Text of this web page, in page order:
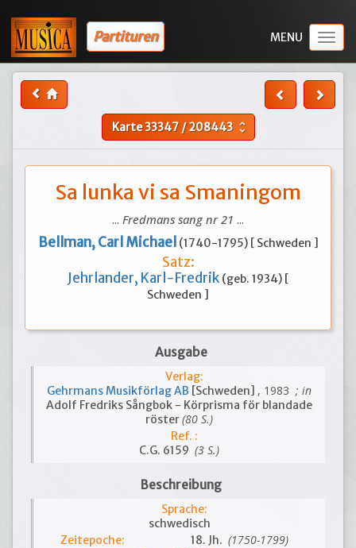
Partituren
Karte33347/208443 unfold_more
Sa lunka vi sa Smaningom
... Fredmans sang nr 21 ...
Bellman, Carl Michael (1740-1795) [ Schweden ]
Satz:
Jehrlander, Karl-Fredrik (geb. 1934) [
Schweden ]
Ausgabe
Verlag:
Gehrmans Musikförlag AB [Schweden] , 1983 ; in
Adolf Fredriks Sångbok - Körprisma för blandade
röster(80 S.)
Ref. :
C.G. 6159 (3 S.)
Beschreibung
Sprache:
schwedisch
Zeitepoche:
18. Jh. (1750-1799)